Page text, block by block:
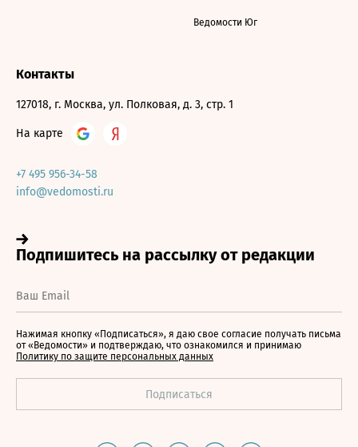
Ведомости Юг
Контакты
127018, г. Москва, ул. Полковая, д. 3, стр. 1
На карте
+7 495 956-34-58
info@vedomosti.ru
Нажимая кнопку «Подписаться», я даю свое согласие получать письма
от «Ведомости» и подтверждаю, что ознакомился и принимаю
Политику по защите персональных данных